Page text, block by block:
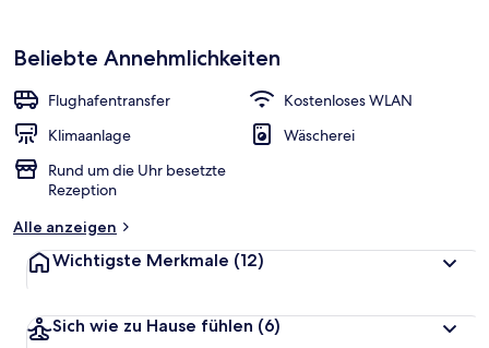
Beliebte Annehmlichkeiten
Flughafentransfer
Kostenloses WLAN
Klimaanlage
Wäscherei
Rund um die Uhr besetzte
Rezeption
Alle anzeigen
Wichtigste Merkmale (12)
Sich wie zu Hause fühlen (6)